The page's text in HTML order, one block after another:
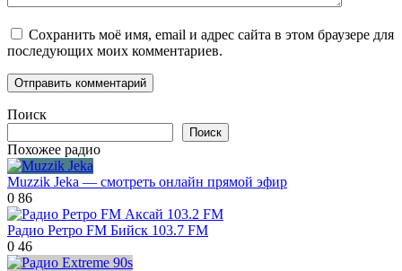
Сохранить моё имя, email и адрес сайта в этом браузере для
последующих моих комментариев.
Поиск
Поиск
Похожее радио
Muzzik Jeka — смотреть онлайн прямой эфир
0 86
Радио Ретро FM Бийск 103.7 FM
0 46